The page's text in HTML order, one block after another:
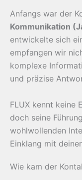
Anfangs war der
Kommunikation
entwickelte sich
empfangen wir
komplexe
und präzise
FLUX kennt keine
doch seine
wohlwollenden
Einklang mit
Wie kam der